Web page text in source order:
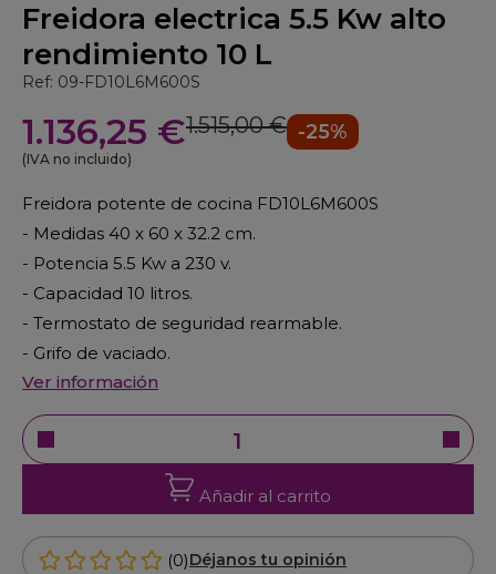
Freidora electrica 5.5 Kw alto
rendimiento 10 L
Ref: 09-FD10L6M600S
1.136,25 €1.515,00 € -25%
(IVA no incluido)
Freidora potente de cocina FD10L6M600S
- Medidas 40 x 60 x 32.2 cm.
- Potencia 5.5 Kw a 230 v.
- Capacidad 10 litros.
- Termostato de seguridad rearmable.
- Grifo de vaciado.
Ver información
Añadir al carrito
(0)Déjanos tu opinión